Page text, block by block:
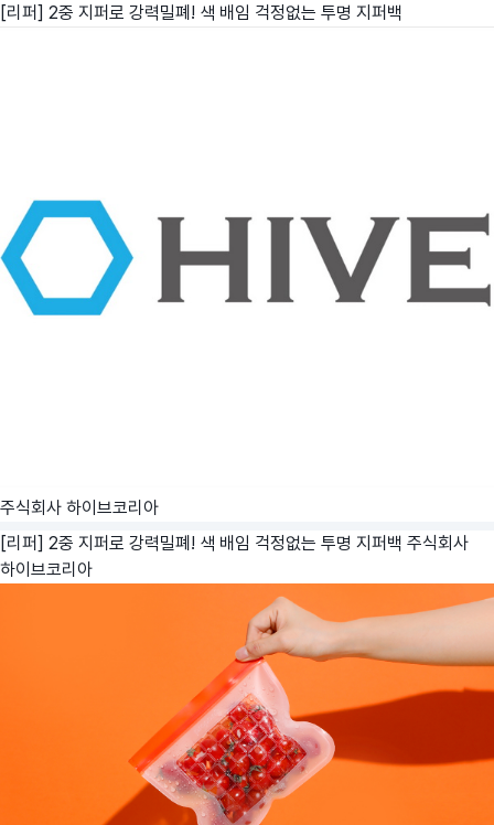
[리퍼] 2중 지퍼로 강력밀폐! 색 배임 걱정없는 투명 지퍼백
주식회사 하이브코리아
[리퍼] 2중 지퍼로 강력밀폐! 색 배임 걱정없는 투명 지퍼백 주식회사
하이브코리아